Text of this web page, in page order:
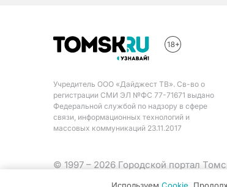
Учредитель ООО «Дайджест ТВ». Св-во о
регистрации СМИ ЭЛ №ФС 77-71671 выдано
Федеральной службой по надзору в сфере
связи, информационных технологий и
массовых коммуникаций 23.11.2017
© 1997 – 2026 Городской портал